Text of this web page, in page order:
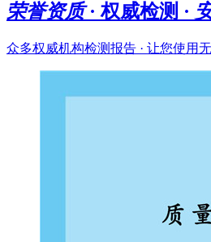
荣誉资质· 权威检测 ·
众多权威机构检测报告 · 让您使用无